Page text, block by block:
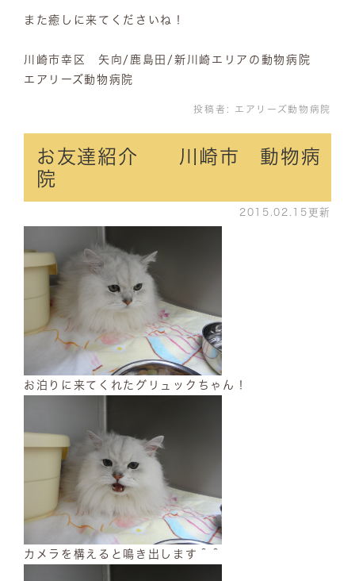
また癒しに来てくださいね！
川崎市幸区 矢向/鹿島田/新川崎エリアの動物病院
エアリーズ動物病院
投稿者: エアリーズ動物病院
お友達紹介 川崎市 動物病
院
2015.02.15更新
お泊りに来てくれたグリュックちゃん！
カメラを構えると鳴き出します＾＾